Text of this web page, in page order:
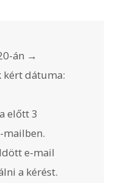
án →
kért dátuma:
3
mailben.
e-mail
a kérést.